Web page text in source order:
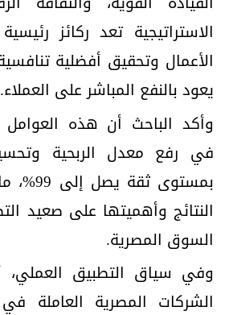
الاستراتيجية تعد ركائز
الأعمال وتحقيق أفضلية
يعود بالنفع المباشر على العملاء.
وأكد الباحث أن هذه
في رفع معدل الربحية
بمستوى
النتائج وأهميتها على صعيد
السوق المصرية.
وفي سياق التطبيق العملي،
الشركات المصرية العاملة